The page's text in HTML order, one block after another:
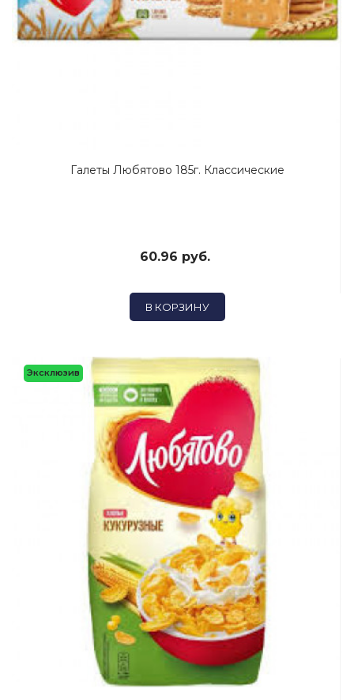
Галеты Любятово 185г. Классические
60.96 руб.
В КОРЗИНУ
Эксклюзив